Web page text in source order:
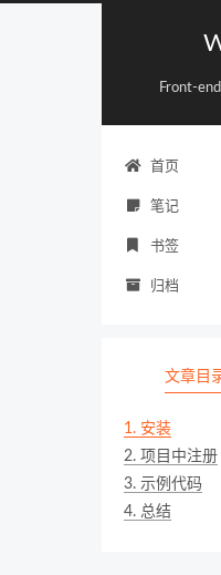
Front-
首页
笔记
书签
归档
文章目
1. 安装
2. 项目中注册
3. 示例代码
4. 总结